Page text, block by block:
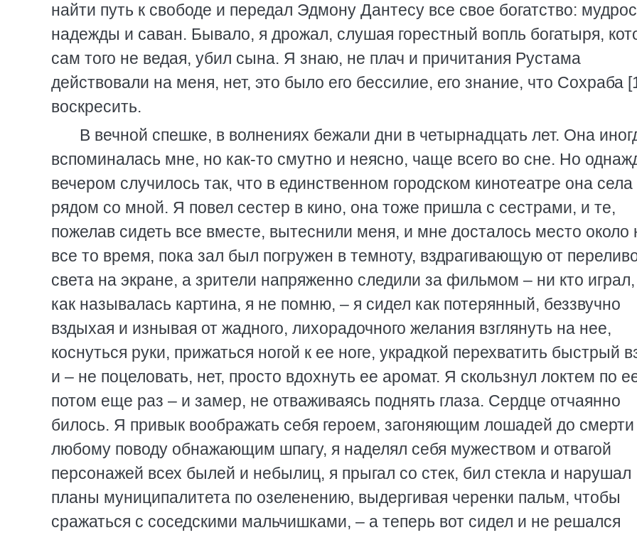
найти путь к свободе и передал Эдмону Дантесу все свое богатство:
надежды и саван. Бывало, я дрожал, слушая горестный вопль богатыря,
сам того не ведая, убил сына. Я знаю, не плач и причитания Рустама
действовали на меня, нет, это было его бессилие, его знание, что Сохраба
воскресить.
В вечной спешке, в волнениях бежали дни в четырнадцать лет. Она
вспоминалась мне, но как-то смутно и неясно, чаще всего во сне. Но
вечером случилось так, что в единственном городском кинотеатре она села
рядом со мной. Я повел сестер в кино, она тоже пришла с сестрами, и те,
пожелав сидеть все вместе, вытеснили меня, и мне досталось место около
все то время, пока зал был погружен в темноту, вздрагивающую от
света на экране, а зрители напряженно следили за фильмом – ни кто
как называлась картина, я не помню, – я сидел как потерянный, беззвучно
вздыхая и изнывая от жадного, лихорадочного желания взглянуть на нее,
коснуться руки, прижаться ногой к ее ноге, украдкой перехватить быстрый
и – не поцеловать, нет, просто вдохнуть ее аромат. Я скользнул локтем по
потом еще раз – и замер, не отваживаясь поднять глаза. Сердце отчаянно
билось. Я привык воображать себя героем, загоняющим лошадей до смерти
любому поводу обнажающим шпагу, я наделял себя мужеством и отвагой
персонажей всех былей и небылиц, я прыгал со стек, бил стекла и нарушал
планы муниципалитета по озеленению, выдергивая черенки пальм, чтобы
сражаться с соседскими мальчишками, – а теперь вот сидел и не решался